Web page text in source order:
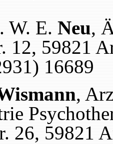
W. E. Neu,
12, 59821
16689
,
26, 59821